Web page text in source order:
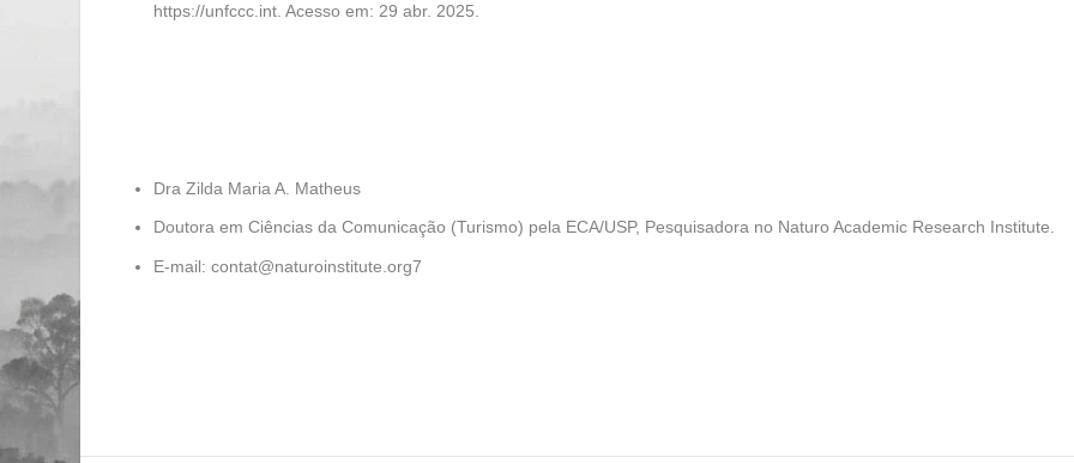
https://unfccc.int. Acesso em: 29 abr. 2025.
Dra Zilda Maria A. Matheus
Doutora em Ciências da Comunicação (Turismo) pela ECA/USP, Pesquisadora no Naturo Academic Research Institute.
E-mail: contat@naturoinstitute.org7